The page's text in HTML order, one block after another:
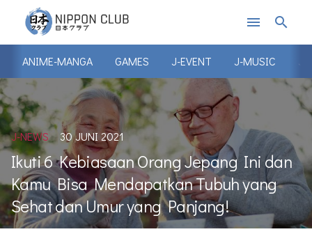
menu search
ANIME-MANGA GAMES J-EVENT J-MUSIC J-
J-NEWS 30 JUNI 2021
Ikuti 6 Kebiasaan Orang Jepang Ini dan
Kamu Bisa Mendapatkan Tubuh yang
Sehat dan Umur yang Panjang!